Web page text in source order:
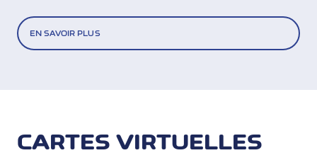
EN SAVOIR PLUS
CARTES VIRTUELLES